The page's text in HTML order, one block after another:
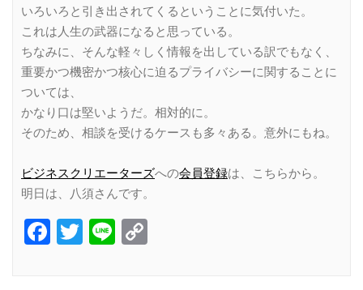
いろいろと引き出されてくるということに気付いた。
これは人生の武器になると思っている。
ちなみに、そんな軽々しく情報を出している訳でもなく、
重要かつ機密かつ核心に迫るプライバシーに関することに
ついては、
かなり口は堅いようだ。相対的に。
そのため、相談を受けるケースも多々ある。意外にもね。
ビジネスクリエーターズへの会員登録は、こちらから。
明日は、八須さんです。
Facebook
Twitter
Line